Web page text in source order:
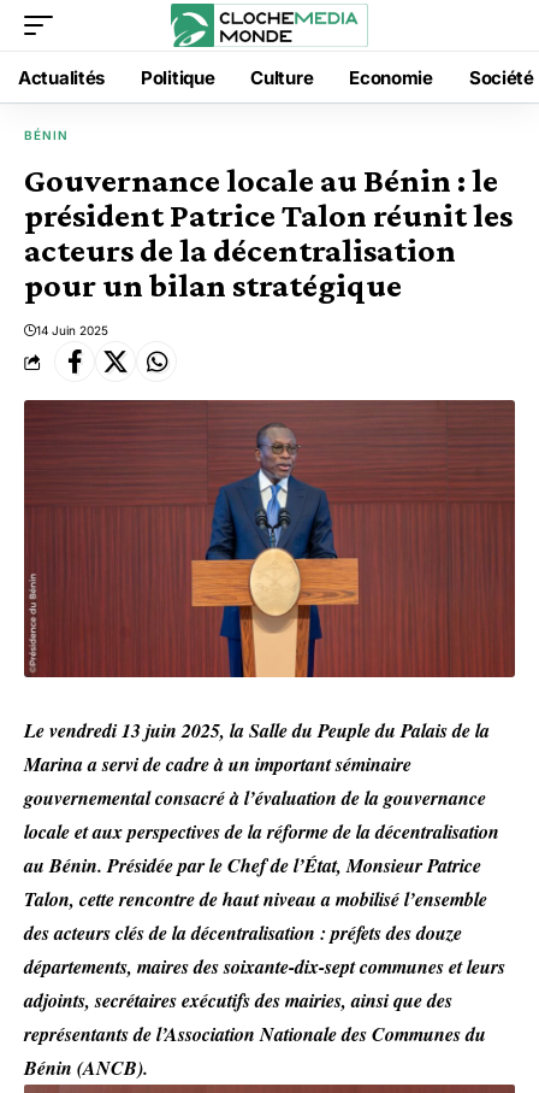
Actualités Politique Culture Economie Société
BÉNIN
Gouvernance locale au Bénin : le
président Patrice Talon réunit les
acteurs de la décentralisation
pour un bilan stratégique
14 Juin 2025
Le vendredi 13 juin 2025, la Salle du Peuple du Palais de la
Marina a servi de cadre à un important séminaire
gouvernemental consacré à l’évaluation de la gouvernance
locale et aux perspectives de la réforme de la décentralisation
au Bénin. Présidée par le Chef de l’État, Monsieur Patrice
Talon, cette rencontre de haut niveau a mobilisé l’ensemble
des acteurs clés de la décentralisation : préfets des douze
départements, maires des soixante-dix-sept communes et leurs
adjoints, secrétaires exécutifs des mairies, ainsi que des
représentants de l’Association Nationale des Communes du
Bénin (ANCB).